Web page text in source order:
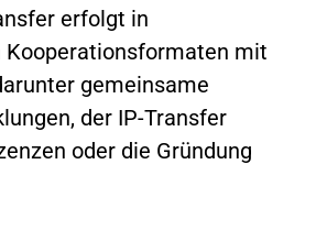
erfolgt in
Kooperationsformaten mit
gemeinsame
der IP-Transfer
oder die Gründung